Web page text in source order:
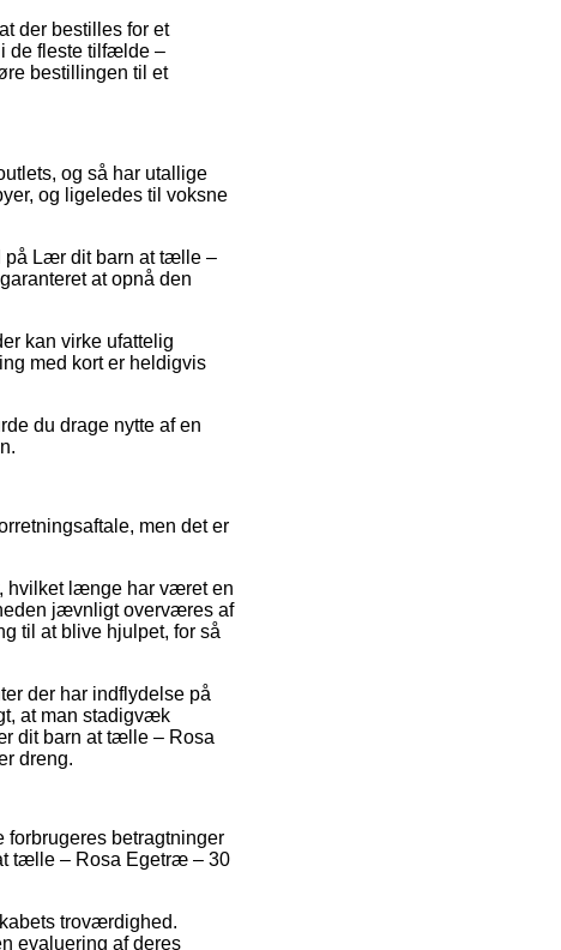
der bestilles for et
de fleste tilfælde –
bestillingen til et
og så har utallige
og ligeledes til voksne
på Lær dit barn at tælle –
at opnå den
kan virke ufattelig
med kort er heldigvis
du drage nytte af en
men det er
hvilket længe har været en
jævnligt overværes af
til at blive hjulpet, for så
der har indflydelse på
at man stadigvæk
dit barn at tælle – Rosa
dreng.
betragtninger
tælle – Rosa Egetræ – 30
troværdighed.
evaluering af deres